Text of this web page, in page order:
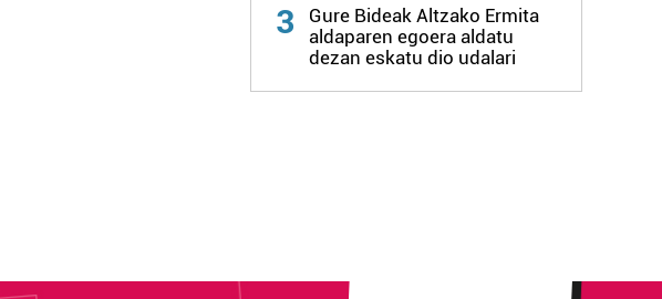
3
Gure Bideak Altzako Ermita
aldaparen egoera aldatu
dezan eskatu dio udalari